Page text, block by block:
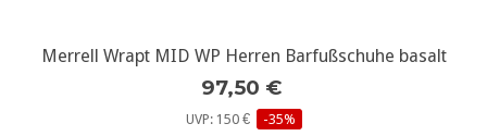
Merrell Wrapt MID WP Herren Barfußschuhe basalt
97,50 €
UVP: 150 € -35%